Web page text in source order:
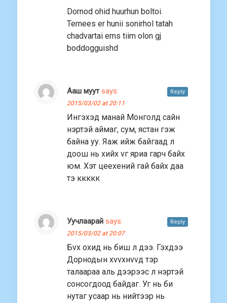
Dornod ohid huurhun boltoi.
Ternees er hunii sonirhol tatah
chadvartai ems tiim olon gj
boddogguishd
Ааш муут says:
2015/03/02 at 20:11
Ингэхэд манай Монголд сайн
нэртэй аймаг, сум, ястан гэж
байна уу. Яаж ийж байгаад л
доош нь хийх vг яриа гарч байх
юм. Хэт цеехений гай байх даа
тэ ккккк
Reply
Уучлаарай says:
2015/03/02 at 20:07
Бvx охид нь биш л дээ. Гэхдээ
Дорнодын хvvxнvvд тэр
талаараа аль дээрээс л нэртэй
сонсогдоод байдаг. Уг нь би
нутаг усаар нь нийтээр нь
Reply